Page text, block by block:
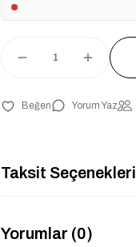
Yorum Yaz
Taksit Seçenekleri
Yorumlar (0)